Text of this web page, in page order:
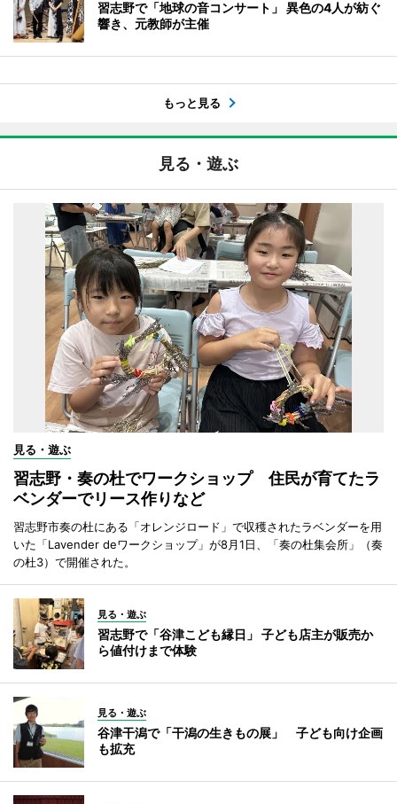
習志野で「地球の音コンサート」 異色の4人が紡ぐ
響き、元教師が主催
もっと見る
見る・遊ぶ
見る・遊ぶ
習志野・奏の杜でワークショップ 住民が育てたラ
ベンダーでリース作りなど
習志野市奏の杜にある「オレンジロード」で収穫されたラベンダーを用
いた「Lavender deワークショップ」が8月1日、「奏の杜集会所」（奏
の杜3）で開催された。
見る・遊ぶ
習志野で「谷津こども縁日」 子ども店主が販売か
ら値付けまで体験
見る・遊ぶ
谷津干潟で「干潟の生きもの展」 子ども向け企画
も拡充